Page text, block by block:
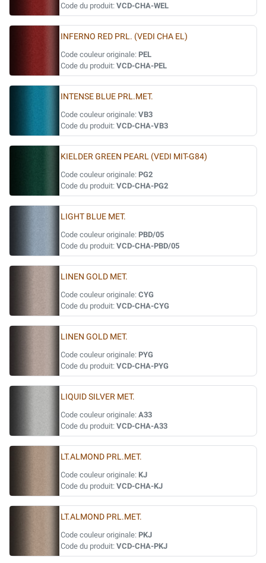
Code du produit: VCD-CHA-WEL
INFERNO RED PRL. (VEDI CHA EL)
Code couleur originale: PEL
Code du produit: VCD-CHA-PEL
INTENSE BLUE PRL.MET.
Code couleur originale: VB3
Code du produit: VCD-CHA-VB3
KIELDER GREEN PEARL (VEDI MIT-G84)
Code couleur originale: PG2
Code du produit: VCD-CHA-PG2
LIGHT BLUE MET.
Code couleur originale: PBD/05
Code du produit: VCD-CHA-PBD/05
LINEN GOLD MET.
Code couleur originale: CYG
Code du produit: VCD-CHA-CYG
LINEN GOLD MET.
Code couleur originale: PYG
Code du produit: VCD-CHA-PYG
LIQUID SILVER MET.
Code couleur originale: A33
Code du produit: VCD-CHA-A33
LT.ALMOND PRL.MET.
Code couleur originale: KJ
Code du produit: VCD-CHA-KJ
LT.ALMOND PRL.MET.
Code couleur originale: PKJ
Code du produit: VCD-CHA-PKJ